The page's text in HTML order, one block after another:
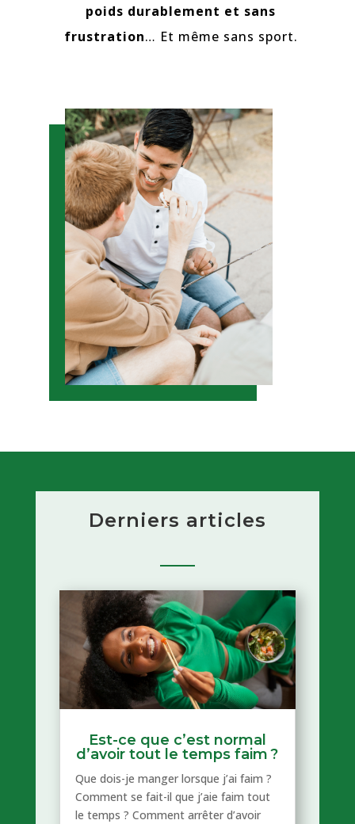
poids durablement et sans
frustration… Et même sans sport.
Derniers articles
Est-ce que c’est normal
d’avoir tout le temps faim ?
Que dois-je manger lorsque j’ai faim ?
Comment se fait-il que j’aie faim tout
le temps ? Comment arrêter d’avoir